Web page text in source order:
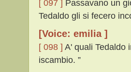
[ 097 ] Passavano un
Tedaldo gli si fecero
[Voice: emilia ]
[ 098 ] A' quali Tedaldo
iscambio. ”